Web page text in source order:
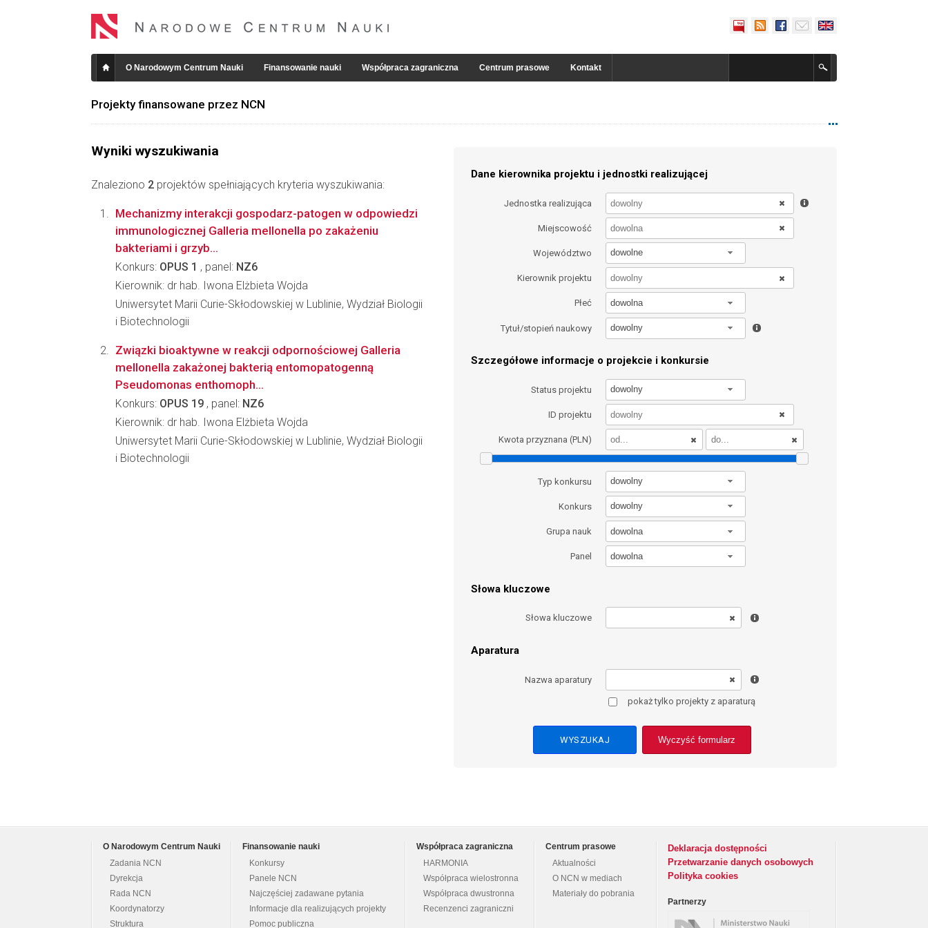
O Narodowym Centrum Nauki Finansowanie nauki Współpraca zagraniczna Centrum prasowe Kontakt
Projekty finansowane przez NCN
Wyniki wyszukiwania
Znaleziono 2 projektów spełniających kryteria wyszukiwania:
Dane kierownika projektu i jednostki realizującej
Jednostka realizująca
Miejscowość
Województwo dowolne
Kierownik projektu
Płeć dowolna
Tytuł/stopień naukowy dowolny
Szczegółowe informacje o projekcie i konkursie
Status projektu dowolny
ID projektu
Kwota przyznana (PLN)
Typ konkursu dowolny
Konkurs dowolny
Grupa nauk dowolna
Panel dowolna
Słowa kluczowe
Słowa kluczowe
Aparatura
Nazwa aparatury
pokaż tylko projekty z aparaturą
Wyczyść formularz
Mechanizmy interakcji gospodarz-patogen w odpowiedzi
immunologicznej Galleria mellonella po zakażeniu
bakteriami i grzyb...
Konkurs: OPUS 1 , panel: NZ6
Kierownik: dr hab. Iwona Elżbieta Wojda
Uniwersytet Marii Curie-Skłodowskiej w Lublinie, Wydział Biologii
i Biotechnologii
Związki bioaktywne w reakcji odpornościowej Galleria
mellonella zakażonej bakterią entomopatogenną
Pseudomonas enthomoph...
Konkurs: OPUS 19 , panel: NZ6
Kierownik: dr hab. Iwona Elżbieta Wojda
Uniwersytet Marii Curie-Skłodowskiej w Lublinie, Wydział Biologii
i Biotechnologii
O Narodowym Centrum Nauki
Zadania NCN
Dyrekcja
Rada NCN
Koordynatorzy
Struktura
Finansowanie nauki
Konkursy
Panele NCN
Najczęściej zadawane pytania
Informacje dla realizujących projekty
Pomoc publiczna
Współpraca zagraniczna
HARMONIA
Współpraca wielostronna
Współpraca dwustronna
Recenzenci zagraniczni
Centrum prasowe
Aktualności
O NCN w mediach
Materiały do pobrania
Deklaracja dostępności
Przetwarzanie danych osobowych
Polityka cookies
Partnerzy